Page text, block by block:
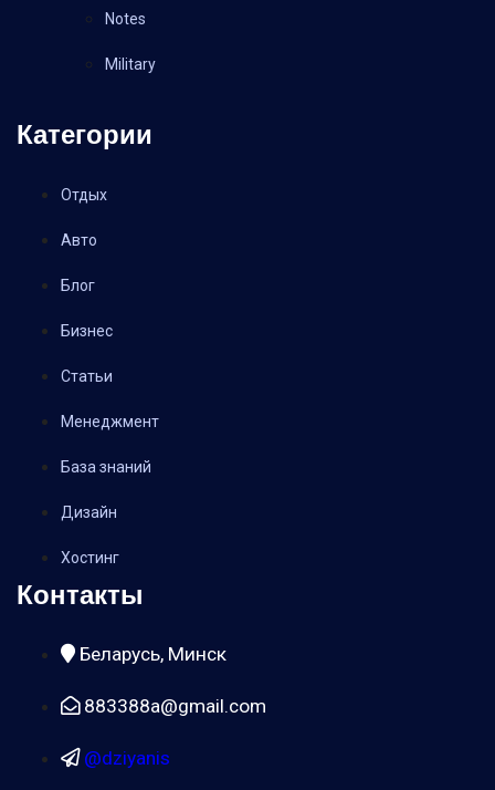
Notes
Military
Категории
Отдых
Авто
Блог
Бизнес
Статьи
Менеджмент
База знаний
Дизайн
Хостинг
Контакты
Беларусь, Минск
883388a@gmail.com
@dziyanis